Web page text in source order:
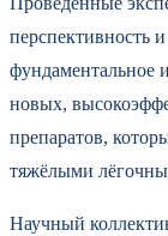
перспективность
фундаментальное
новых,
препаратов,
тяжёлыми
Научный